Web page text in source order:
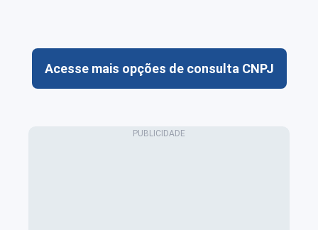
Acesse mais opções de consulta CNPJ